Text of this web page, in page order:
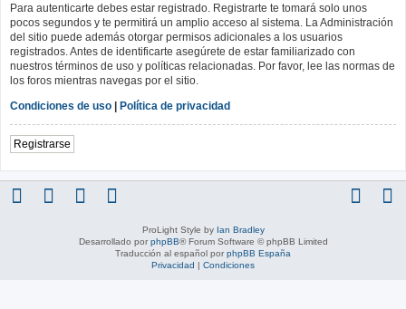
Para autenticarte debes estar registrado. Registrarte te tomará solo unos
pocos segundos y te permitirá un amplio acceso al sistema. La Administración
del sitio puede además otorgar permisos adicionales a los usuarios
registrados. Antes de identificarte asegúrete de estar familiarizado con
nuestros términos de uso y políticas relacionadas. Por favor, lee las normas de
los foros mientras navegas por el sitio.
Condiciones de uso | Política de privacidad
Registrarse
ProLight Style by Ian Bradley
Desarrollado por phpBB® Forum Software © phpBB Limited
Traducción al español por phpBB España
Privacidad | Condiciones